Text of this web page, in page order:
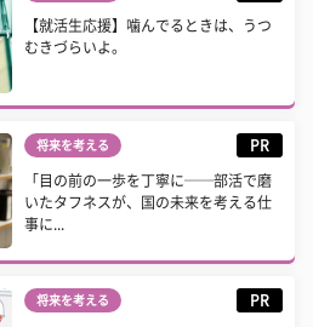
【就活生応援】噛んでるときは、うつ
むきづらいよ。
将来を考える PR
「目の前の一歩を丁寧に──部活で磨
いたタフネスが、国の未来を考える仕
事に...
将来を考える PR